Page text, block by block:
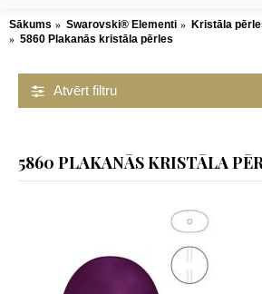
Sākums Swarovski® Elementi
Kristāla
5860 Plakanās kristāla pērles
Atvērt filtru
5860 PLAKANĀS KRISTĀLA